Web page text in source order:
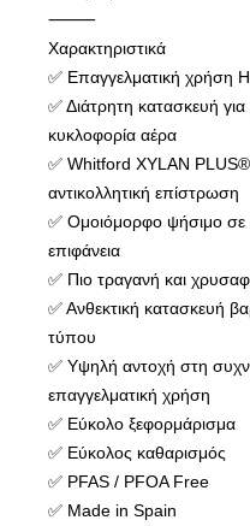
⸻
Χαρακτηριστικά
✅ Επαγγελματική χρήση
✅ Διάτρητη κατασκευή για
κυκλοφορία αέρα
✅ Whitford XYLAN PLUS®
αντικολλητική επίστρωση
✅ Ομοιόμορφο ψήσιμο σε
επιφάνεια
✅ Πιο τραγανή και
✅ Ανθεκτική κατασκευή
τύπου
✅ Υψηλή αντοχή στη
επαγγελματική χρήση
✅ Εύκολο ξεφορμάρισμα
✅ Εύκολος καθαρισμός
✅ PFAS / PFOA Free
✅ Made in Spain